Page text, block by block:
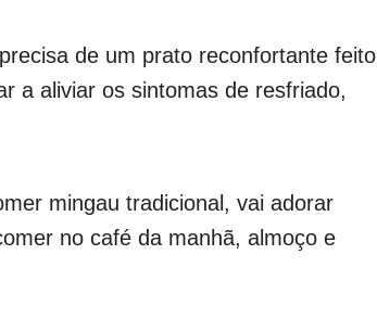
de um prato reconfortante feito
a aliviar os sintomas de resfriado,
mingau tradicional, vai adorar
no café da manhã, almoço e